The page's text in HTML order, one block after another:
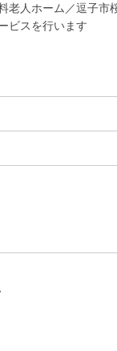
人ホーム／逗子市
ビスを行います